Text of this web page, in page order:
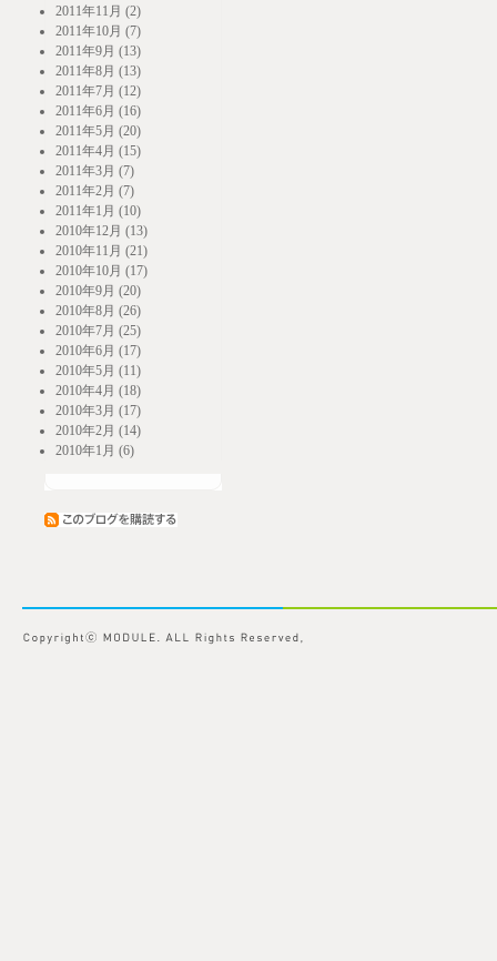
2011年11月 (2)
2011年10月 (7)
2011年9月 (13)
2011年8月 (13)
2011年7月 (12)
2011年6月 (16)
2011年5月 (20)
2011年4月 (15)
2011年3月 (7)
2011年2月 (7)
2011年1月 (10)
2010年12月 (13)
2010年11月 (21)
2010年10月 (17)
2010年9月 (20)
2010年8月 (26)
2010年7月 (25)
2010年6月 (17)
2010年5月 (11)
2010年4月 (18)
2010年3月 (17)
2010年2月 (14)
2010年1月 (6)